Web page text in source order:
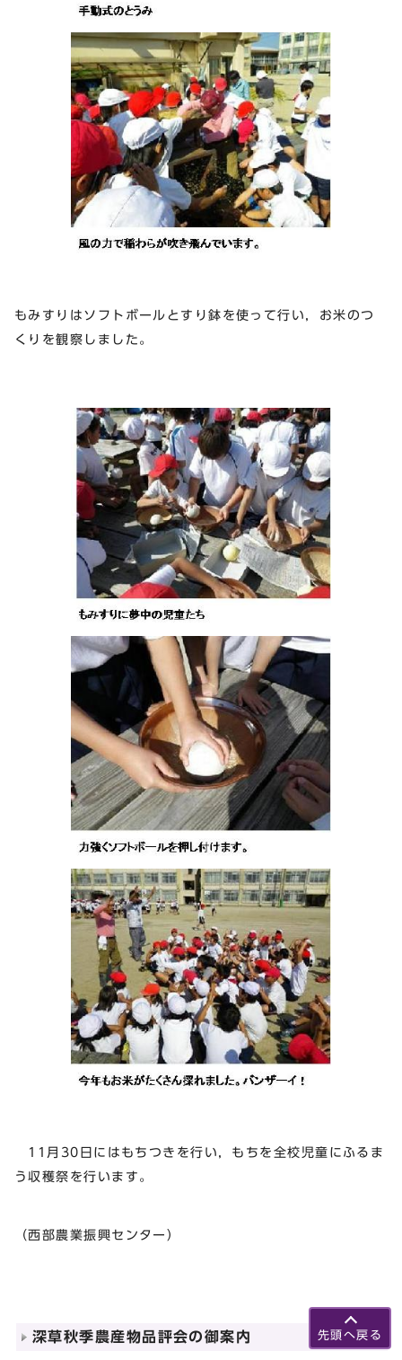
もみすりはソフトボールとすり鉢を使って行い，お米のつ
くりを観察しました。
11月30日にはもちつきを行い，もちを全校児童にふるま
う収穫祭を行います。
（西部農業振興センター）
深草秋季農産物品評会の御案内 先頭へ戻る